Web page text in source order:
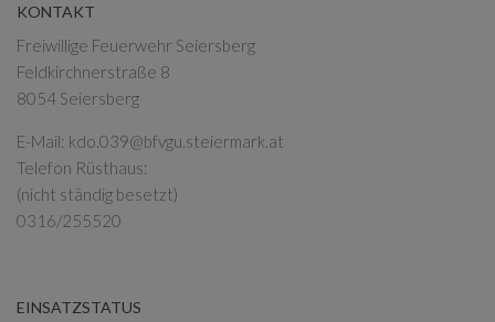
KONTAKT
Freiwillige Feuerwehr Seiersberg
Feldkirchnerstraße 8
8054 Seiersberg
E-Mail: kdo.039@bfvgu.steiermark.at
Telefon Rüsthaus:
(nicht ständig besetzt)
0316/255520
EINSATZSTATUS